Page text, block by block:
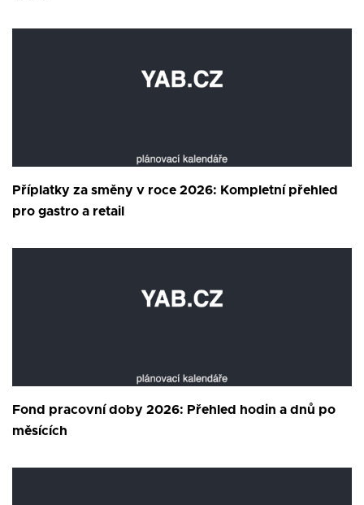
Příplatky za směny v roce 2026: Kompletní přehled
pro gastro a retail
Fond pracovní doby 2026: Přehled hodin a dnů po
měsících